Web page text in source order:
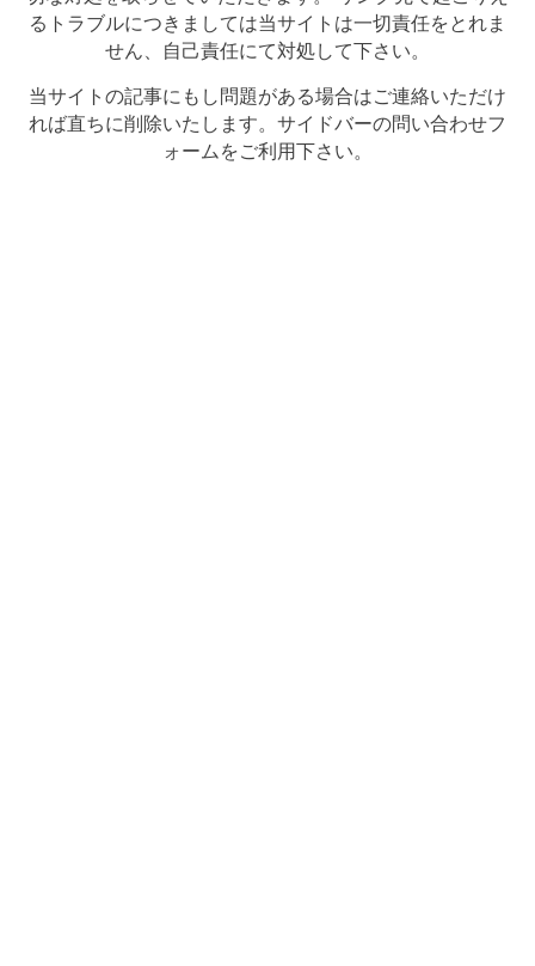
るトラブルにつきましては当サイトは一切責任をとれま
せん、自己責任にて対処して下さい。
当サイトの記事にもし問題がある場合はご連絡いただけ
れば直ちに削除いたします。サイドバーの問い合わせフ
ォームをご利用下さい。